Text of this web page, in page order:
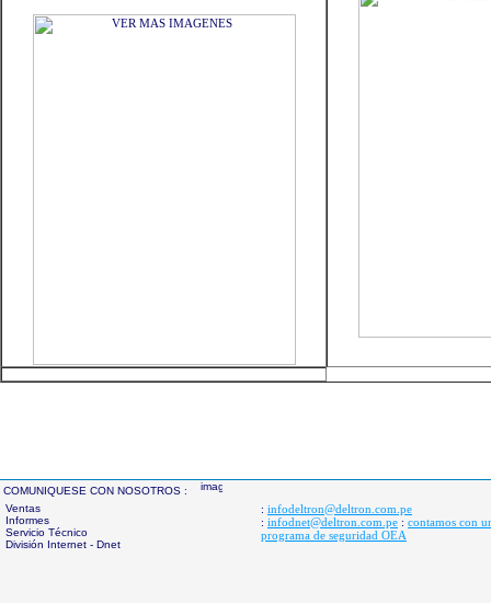
COMUNIQUESE CON NOSOTROS :
Ventas
Informes
Servicio Técnico
División Internet - Dnet
: infodeltron@deltron.com.pe
: infodnet@deltron.com.pe : contamos con
programa de seguridad OEA